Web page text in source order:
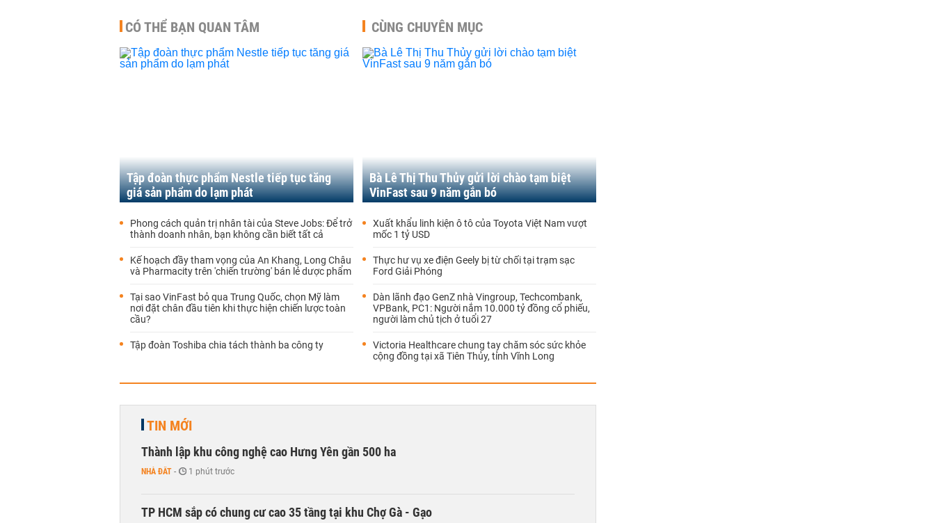
CÓ THỂ BẠN QUAN TÂM
Tập đoàn thực phẩm Nestle tiếp tục tăng
giá sản phẩm do lạm phát
Phong cách quản trị nhân tài của Steve Jobs: Để trở
thành doanh nhân, bạn không cần biết tất cả
Kế hoạch đầy tham vọng của An Khang, Long Châu
và Pharmacity trên 'chiến trường' bán lẻ dược phẩm
Tại sao VinFast bỏ qua Trung Quốc, chọn Mỹ làm
nơi đặt chân đầu tiên khi thực hiện chiến lược toàn
cầu?
Tập đoàn Toshiba chia tách thành ba công ty
CÙNG CHUYÊN MỤC
Bà Lê Thị Thu Thủy gửi lời chào tạm biệt
VinFast sau 9 năm gắn bó
Xuất khẩu linh kiện ô tô của Toyota Việt Nam vượt
mốc 1 tỷ USD
Thực hư vụ xe điện Geely bị từ chối tại trạm sạc
Ford Giải Phóng
Dàn lãnh đạo GenZ nhà Vingroup, Techcombank,
VPBank, PC1: Người nắm 10.000 tỷ đồng cổ phiếu,
người làm chủ tịch ở tuổi 27
Victoria Healthcare chung tay chăm sóc sức khỏe
cộng đồng tại xã Tiên Thủy, tỉnh Vĩnh Long
TIN MỚI
Thành lập khu công nghệ cao Hưng Yên gần 500 ha
NHÀ ĐẤT - 1 phút trước
TP HCM sắp có chung cư cao 35 tầng tại khu Chợ Gà - Gạo